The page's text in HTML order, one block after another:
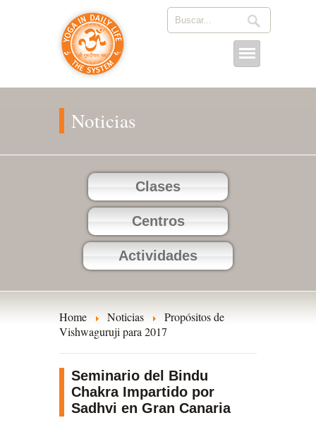
Noticias
Clases
Centros
Actividades
Home Noticias
Propósitos de
Vishwaguruji para 2017
Seminario del Bindu
Chakra Impartido por
Sadhvi en Gran Canaria